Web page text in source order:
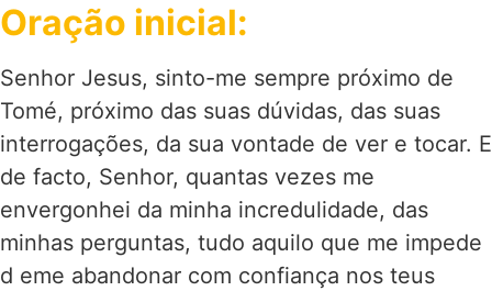
Oração inicial:
Senhor Jesus, sinto-me sempre próximo de
Tomé, próximo das suas dúvidas, das suas
interrogações, da sua vontade de ver e tocar. E
de facto, Senhor, quantas vezes me
envergonhei da minha incredulidade, das
minhas perguntas, tudo aquilo que me impede
d eme abandonar com confiança nos teus